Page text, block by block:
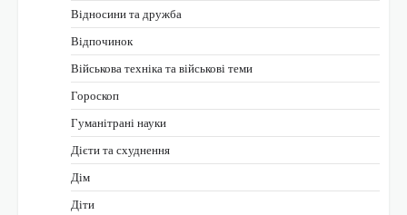
Відносини та дружба
Відпочинок
Військова техніка та військові теми
Гороскоп
Гуманітрані науки
Дієти та схуднення
Дім
Діти